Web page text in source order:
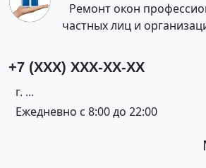
Ремонт окон
частных лиц и
+7 (XXX) XXX-XX-XX
г. ...
Ежедневно с 8:00 до 22:00